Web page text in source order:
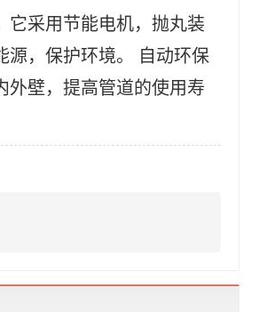
它采用节能电机，抛丸装
源，保护环境。 自动环保
外壁，提高管道的使用寿